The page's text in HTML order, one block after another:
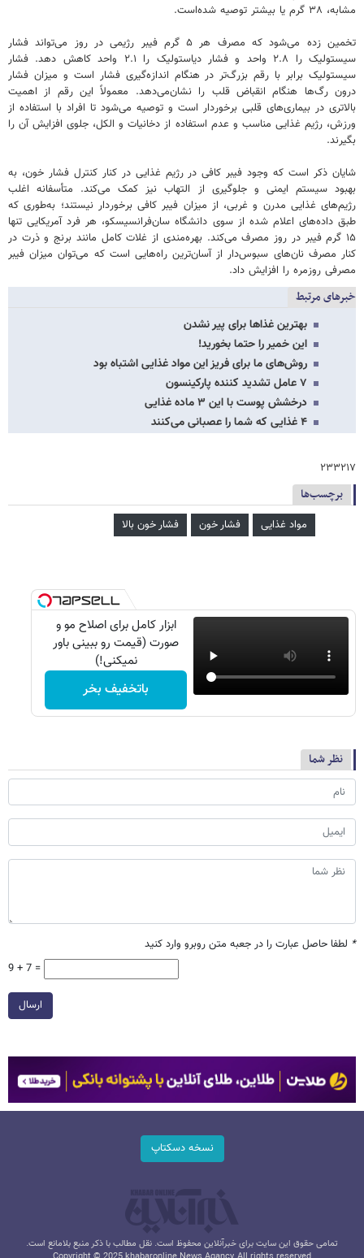
مشابه، ۳۸ گرم یا بیشتر توصیه شده‌است.
تخمین زده می‌شود که مصرف هر ۵ گرم فیبر رژیمی در روز می‌تواند فشار
سیستولیک را ۲.۸ واحد و فشار دیاستولیک را ۲.۱ واحد کاهش دهد. فشار
سیستولیک برابر با رقم بزرگ‌تر در هنگام اندازه‌گیری فشار است و میزان فشار
درون رگ‌ها هنگام انقباض قلب را نشان‌می‌دهد. معمولاً این رقم از اهمیت
بالاتری در بیماری‌های قلبی برخوردار است و توصیه می‌شود تا افراد با استفاده از
ورزش، رژیم غذایی مناسب و عدم استفاده از دخانیات و الکل، جلوی افزایش آن را
بگیرند.
شایان ذکر است که وجود فیبر کافی در رژیم غذایی در کنار کنترل فشار خون، به
بهبود سیستم ایمنی و جلوگیری از التهاب نیز کمک می‌کند. متأسفانه اغلب
رژیم‌های غذایی مدرن و غربی، از میزان فیبر کافی برخوردار نیستند؛ به‌طوری که
طبق داده‌های اعلام شده از سوی دانشگاه سان‌فرانسیسکو، هر فرد آمریکایی تنها
۱۵ گرم فیبر در روز مصرف می‌کند. بهره‌مندی از غلات کامل مانند برنج و ذرت در
کنار مصرف نان‌های سبوس‌دار از آسان‌ترین راه‌هایی است که می‌توان میزان فیبر
مصرفی روزمره را افزایش داد.
خبرهای مرتبط
بهترین غذاها برای پیر نشدن
این خمیر را حتما بخورید!
روش‌های ما برای فریز این مواد غذایی اشتباه بود
۷ عامل تشدید کننده پارکینسون
درخشش پوست با این ۳ ماده غذایی
۴ غذایی که شما را عصبانی می‌کنند
۲۳۳۲۱۷
برچسب‌ها
مواد غذایی فشار خون فشار خون بالا
ابزار کامل برای اصلاح مو و
صورت (قیمت رو ببینی باور
نمیکنی!)
باتخفیف بخر
نظر شما
* لطفا حاصل عبارت را در جعبه متن روبرو وارد کنید
9 + 7 =
ارسال
نسخه دسکتاپ
تمامی حقوق این سایت برای خبرآنلاین محفوظ است. نقل مطالب با ذکر منبع بلامانع است.